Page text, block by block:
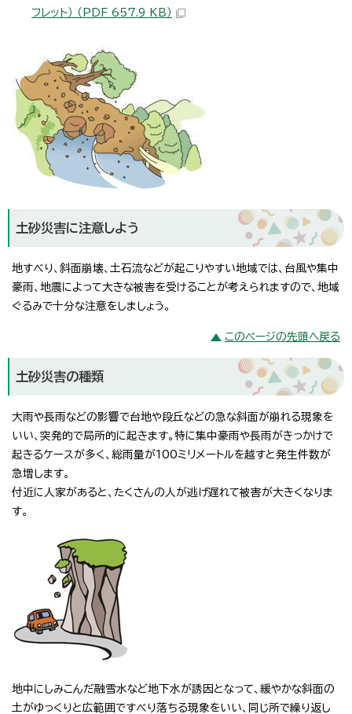
フレット） （PDF 657.9 KB）
土砂災害に注意しよう
地すべり、斜面崩壊、土石流などが起こりやすい地域では、台風や集中
豪雨、地震によって大きな被害を受けることが考えられますので、地域
ぐるみで十分な注意をしましょう。
このページの先頭へ戻る
土砂災害の種類
大雨や長雨などの影響で台地や段丘などの急な斜面が崩れる現象を
いい、突発的で局所的に起きます。特に集中豪雨や長雨がきっかけで
起きるケースが多く、総雨量が100ミリメートルを越すと発生件数が
急増します。
付近に人家があると、たくさんの人が逃げ遅れて被害が大きくなりま
す。
地中にしみこんだ融雪水など地下水が誘因となって、緩やかな斜面の
土がゆっくりと広範囲ですべり落ちる現象をいい、同じ所で繰り返し